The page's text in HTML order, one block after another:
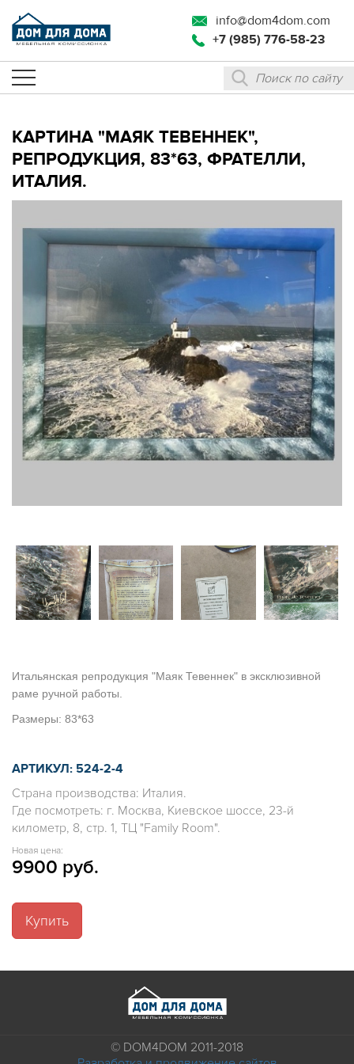
info@dom4dom.com
+7 (985) 776-58-23
КАРТИНА "МАЯК ТЕВЕННЕК",
РЕПРОДУКЦИЯ, 83*63, ФРАТЕЛЛИ,
ИТАЛИЯ.
Итальянская репродукция "Маяк Тевеннек" в эксклюзивной
раме ручной работы.
Размеры: 83*63
АРТИКУЛ: 524-2-4
Страна производства: Италия.
Где посмотреть: г. Москва, Киевское шоссе, 23-й
километр, 8, стр. 1, ТЦ "Family Room".
Новая цена:
9900 руб.
Купить
© DOM4DOM 2011-2018